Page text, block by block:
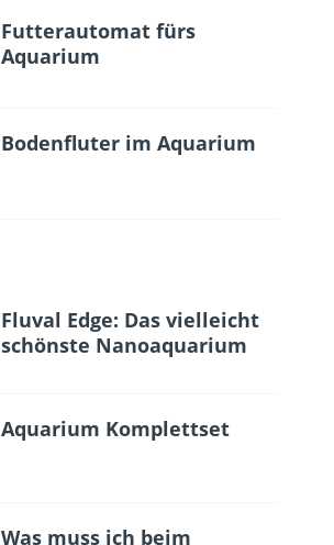
Futterautomat fürs
Aquarium
Bodenfluter im Aquarium
Fluval Edge: Das vielleicht
schönste Nanoaquarium
Aquarium Komplettset
Was muss ich beim